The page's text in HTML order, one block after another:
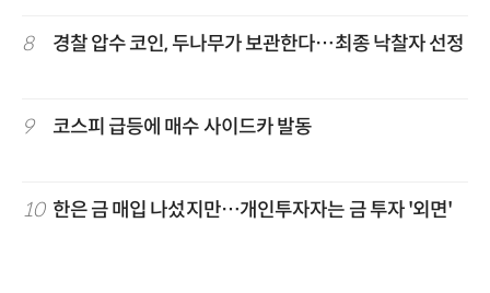
8 경찰 압수 코인, 두나무가 보관한다…최종 낙찰자 선정
9 코스피 급등에 매수 사이드카 발동
10 한은 금 매입 나섰지만…개인투자자는 금 투자 '외면'